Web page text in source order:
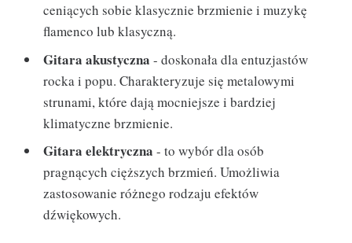
ceniących sobie klasycznie brzmienie i muzykę
flamenco lub klasyczną.
Gitara akustyczna - doskonała dla entuzjastów
rocka i popu. Charakteryzuje się metalowymi
strunami, które dają mocniejsze i bardziej
klimatyczne brzmienie.
Gitara elektryczna - to wybór dla osób
pragnących cięższych brzmień. Umożliwia
zastosowanie różnego rodzaju efektów
dźwiękowych.